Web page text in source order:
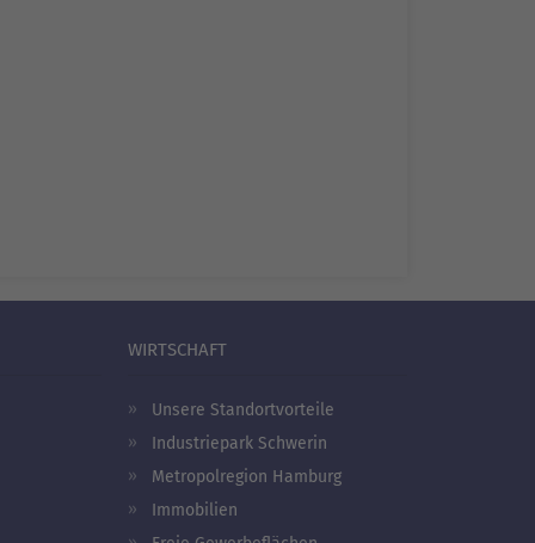
WIRTSCHAFT
Unsere Standortvorteile
Industriepark Schwerin
Metropolregion Hamburg
Immobilien